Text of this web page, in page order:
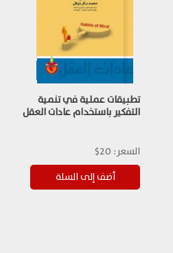
تطبيقات عملية في تنمية
التفكير باستخدام عادات العقل
السعر: 20$